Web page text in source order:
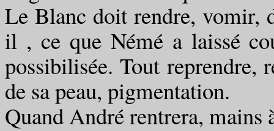
Le Blanc doit rendre, vomir,
il , ce que Némé a laissé
possibilisée. Tout reprendre,
de sa peau, pigmentation.
Quand André rentrera, mains